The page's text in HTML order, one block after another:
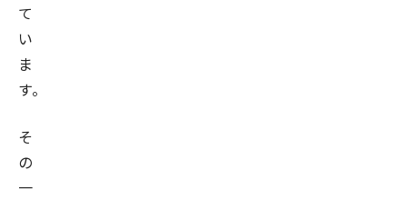
て
い
ま
す。
そ
の
一